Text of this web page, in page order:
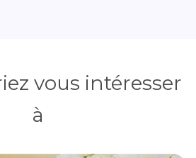
vous intéresser
à